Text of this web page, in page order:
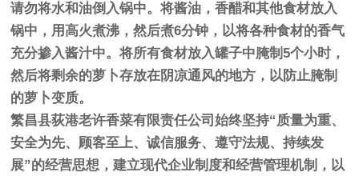
请勿将水和油倒入锅中。将酱油，香醋和其他食材放入
锅中，用高火煮沸，然后煮6分钟，以将各种食材的香气
充分掺入酱汁中。将所有食材放入罐子中腌制5个小时，
然后将剩余的萝卜存放在阴凉通风的地方，以防止腌制
的萝卜变质。
繁昌县荻港老许香菜有限责任公司始终坚持“质量为重、
安全为先、顾客至上、诚信服务、遵守法规、持续发
展”的经营思想，建立现代企业制度和经营管理机制，以